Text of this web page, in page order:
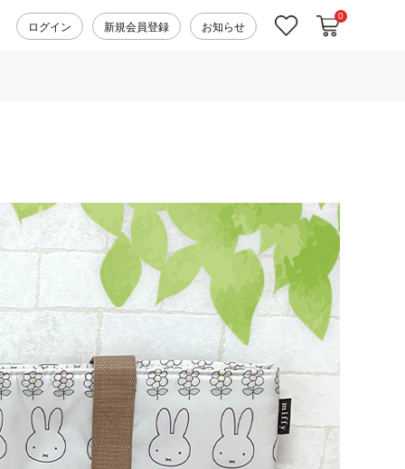
ログイン 新規会員登録 お知らせ お気に入りカートに入
0